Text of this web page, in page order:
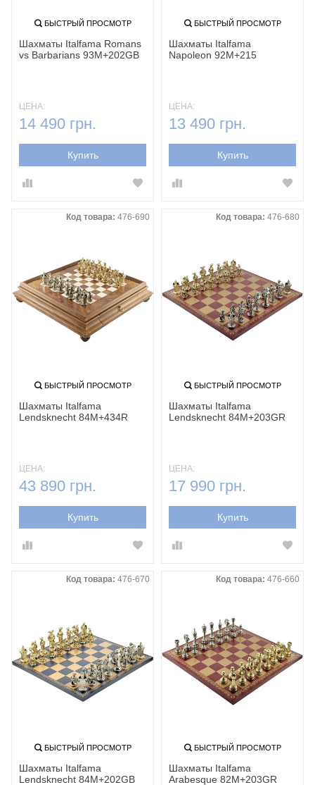
БЫСТРЫЙ ПРОСМОТР
Шахматы Italfama Romans
vs Barbarians 93M+202GB
ЦЕНА:
14 490 грн.
Купить
БЫСТРЫЙ ПРОСМОТР
Шахматы Italfama
Napoleon 92M+215
ЦЕНА:
13 490 грн.
Купить
Код товара: 476-690
БЫСТРЫЙ ПРОСМОТР
Шахматы Italfama
Lendsknecht 84M+434R
ЦЕНА:
43 890 грн.
Купить
Код товара: 476-680
БЫСТРЫЙ ПРОСМОТР
Шахматы Italfama
Lendsknecht 84M+203GR
ЦЕНА:
17 990 грн.
Купить
Код товара: 476-670
БЫСТРЫЙ ПРОСМОТР
Шахматы Italfama
Lendsknecht 84M+202GB
Код товара: 476-660
БЫСТРЫЙ ПРОСМОТР
Шахматы Italfama
Arabesque 82M+203GR